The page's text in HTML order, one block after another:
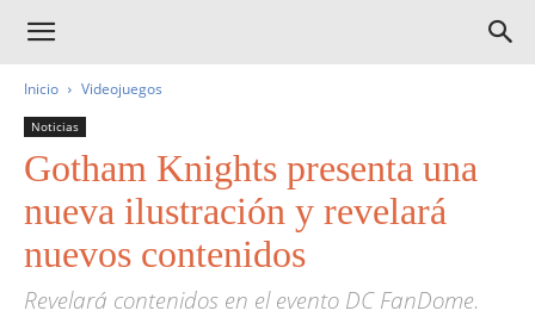
Inicio Videojuegos
Noticias
Gotham Knights presenta una
nueva ilustración y revelará
nuevos contenidos
Revelará contenidos en el evento DC FanDome.